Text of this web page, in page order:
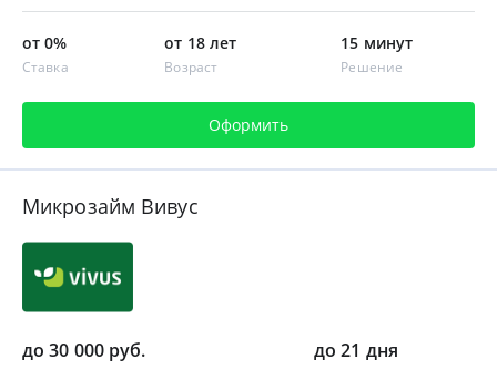
от 0%
Ставка
от 18 лет
Возраст
15 минут
Решение
Оформить
Микрозайм Вивус
до 30 000 руб. до 21 дня